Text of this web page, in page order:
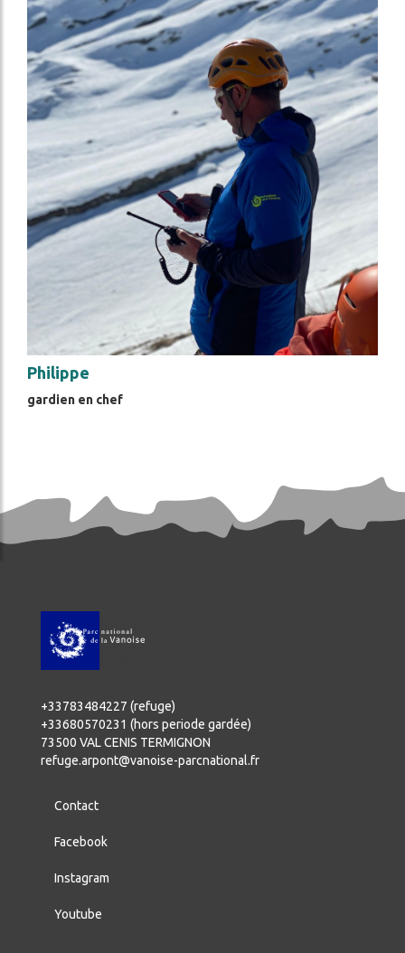
Philippe
gardien en chef
+33783484227 (refuge)
+33680570231 (hors periode gardée)
73500 VAL CENIS TERMIGNON
refuge.arpont@vanoise-parcnational.fr
Contact
Facebook
Instagram
Youtube